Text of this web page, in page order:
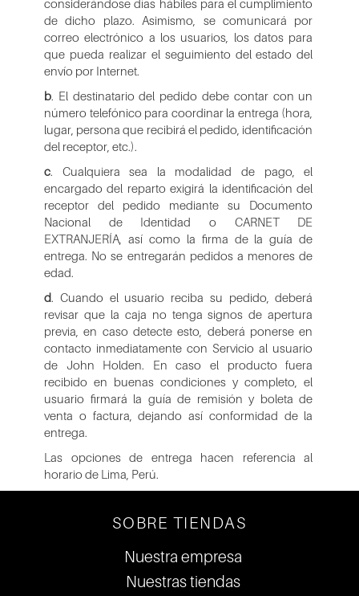
considerándose días hábiles para el cumplimiento
de dicho plazo. Asimismo, se comunicará por
correo electrónico a los usuarios, los datos para
que pueda realizar el seguimiento del estado del
envío por Internet.
b. El destinatario del pedido debe contar con un
número telefónico para coordinar la entrega (hora,
lugar, persona que recibirá el pedido, identificación
del receptor, etc.).
c. Cualquiera sea la modalidad de pago, el
encargado del reparto exigirá la identificación del
receptor del pedido mediante su Documento
Nacional de Identidad o CARNET DE
EXTRANJERÍA, así como la firma de la guía de
entrega. No se entregarán pedidos a menores de
edad.
d. Cuando el usuario reciba su pedido, deberá
revisar que la caja no tenga signos de apertura
previa, en caso detecte esto, deberá ponerse en
contacto inmediatamente con Servicio al usuario
de John Holden. En caso el producto fuera
recibido en buenas condiciones y completo, el
usuario firmará la guía de remisión y boleta de
venta o factura, dejando así conformidad de la
entrega.
Las opciones de entrega hacen referencia al
horario de Lima, Perú.
SOBRE TIENDAS
Nuestra empresa
Nuestras tiendas